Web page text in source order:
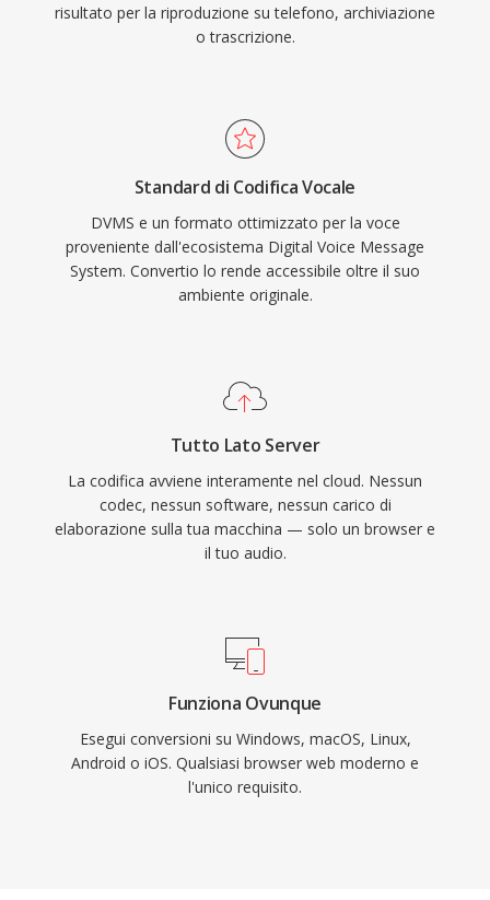
risultato per la riproduzione su telefono, archiviazione
o trascrizione.
Standard di Codifica Vocale
DVMS e un formato ottimizzato per la voce
proveniente dall'ecosistema Digital Voice Message
System. Convertio lo rende accessibile oltre il suo
ambiente originale.
Tutto Lato Server
La codifica avviene interamente nel cloud. Nessun
codec, nessun software, nessun carico di
elaborazione sulla tua macchina — solo un browser e
il tuo audio.
Funziona Ovunque
Esegui conversioni su Windows, macOS, Linux,
Android o iOS. Qualsiasi browser web moderno e
l'unico requisito.